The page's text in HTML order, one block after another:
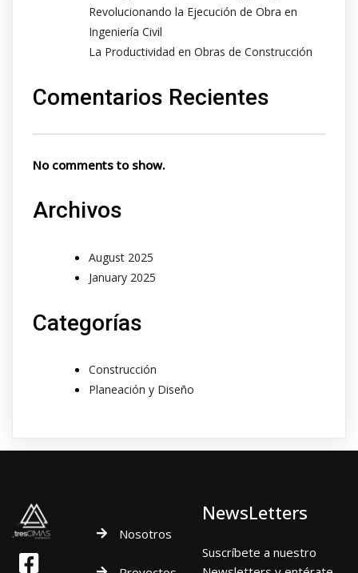
Revolucionando la Ejecución de Obra en
Ingeniería Civil
La Productividad en Obras de Construcción
Comentarios Recientes
No comments to show.
Archivos
August 2025
January 2025
Categorías
Construcción
Planeación y Diseño
Nosotros
NewsLetters
Suscríbete a nuestro